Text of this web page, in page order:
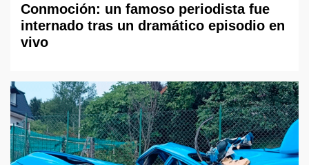
Conmoción: un famoso periodista fue
internado tras un dramático episodio en
vivo